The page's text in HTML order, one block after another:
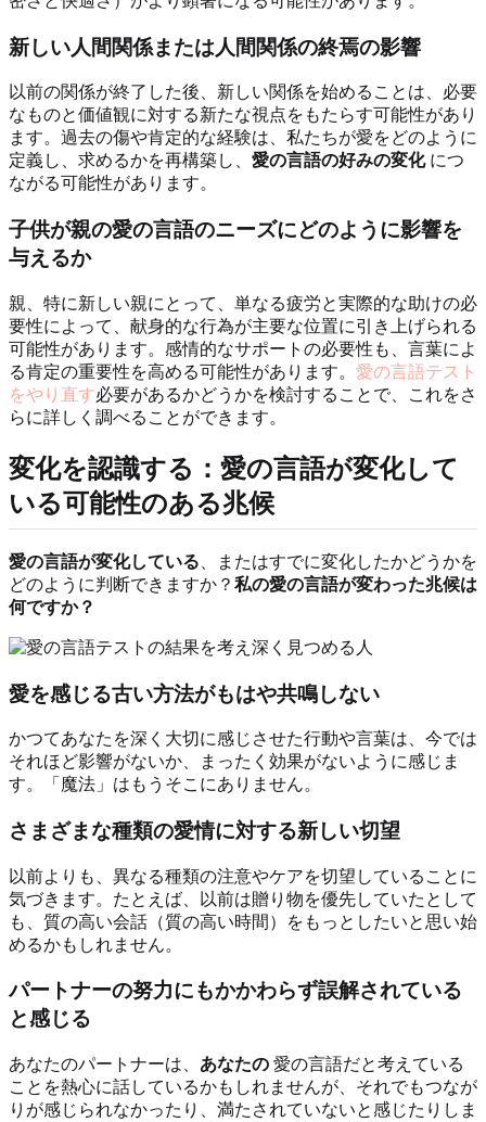
新しい人間関係または人間関係の終焉の影響
以前の関係が終了した後、新しい関係を始めることは、必要
なものと価値観に対する新たな視点をもたらす可能性があり
ます。過去の傷や肯定的な経験は、私たちが愛をどのように
定義し、求めるかを再構築し、 愛の言語の好みの変化につ
ながる可能性があります。
子供が親の愛の言語のニーズにどのように影響を
与えるか
親、特に新しい親にとって、単なる疲労と実際的な助けの必
要性によって、献身的な行為が主要な位置に引き上げられる
可能性があります。感情的なサポートの必要性も、言葉によ
る肯定の重要性を高める可能性があります。 愛の言語テスト
をやり直す必要があるかどうかを検討することで、これをさ
らに詳しく調べることができます。
変化を認識する：愛の言語が変化して
いる可能性のある兆候
愛の言語が変化している 、またはすでに変化したかどうかを
どのように判断できますか？ 私の愛の言語が変わった兆候は
何ですか？
愛を感じる古い方法がもはや共鳴しない
かつてあなたを深く大切に感じさせた行動や言葉は、今では
それほど影響がないか、まったく効果がないように感じま
す。「魔法」はもうそこにありません。
さまざまな種類の愛情に対する新しい切望
以前よりも、異なる種類の注意やケアを切望していることに
気づきます。たとえば、以前は贈り物を優先していたとして
も、質の高い会話（質の高い時間）をもっとしたいと思い始
めるかもしれません。
パートナーの努力にもかかわらず誤解されている
と感じる
あなたのパートナーは、 あなたの 愛の言語だと考えている
ことを熱心に話しているかもしれませんが、それでもつなが
りが感じられなかったり、満たされていないと感じたりしま